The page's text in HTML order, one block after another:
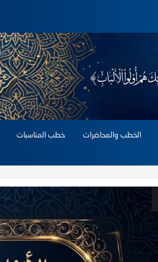
الخطب والمحاضرات خطب المناسبات